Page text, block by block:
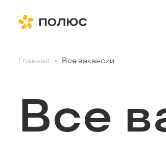
Главная Все вакансии
Все